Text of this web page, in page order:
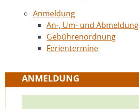
Anmeldung
An-, Um- und Abmeldung
Gebührenordnung
Ferientermine
ANMELDUNG